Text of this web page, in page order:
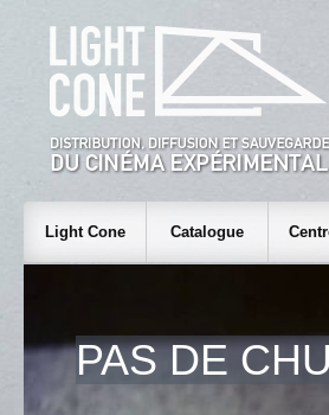
Light Cone Catalogue
PAS DE